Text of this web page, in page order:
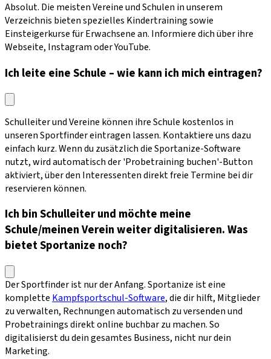
Absolut. Die meisten Vereine und Schulen in unserem
Verzeichnis bieten spezielles Kindertraining sowie
Einsteigerkurse für Erwachsene an. Informiere dich über ihre
Webseite, Instagram oder YouTube.
Ich leite eine Schule – wie kann ich mich eintragen?
Schulleiter und Vereine können ihre Schule kostenlos in
unseren Sportfinder eintragen lassen. Kontaktiere uns dazu
einfach kurz. Wenn du zusätzlich die Sportanize-Software
nutzt, wird automatisch der 'Probetraining buchen'-Button
aktiviert, über den Interessenten direkt freie Termine bei dir
reservieren können.
Ich bin Schulleiter und möchte meine
Schule/meinen Verein weiter digitalisieren. Was
bietet Sportanize noch?
Der Sportfinder ist nur der Anfang. Sportanize ist eine
komplette Kampfsportschul-Software, die dir hilft, Mitglieder
zu verwalten, Rechnungen automatisch zu versenden und
Probetrainings direkt online buchbar zu machen. So
digitalisierst du dein gesamtes Business, nicht nur dein
Marketing.